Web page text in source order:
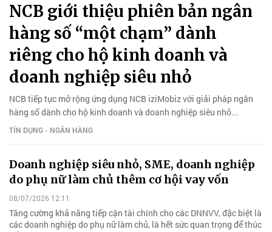
NCB giới thiệu phiên bản ngân
hàng số “một chạm” dành
riêng cho hộ kinh doanh và
doanh nghiệp siêu nhỏ
NCB tiếp tục mở rộng ứng dụng NCB iziMobiz với giải pháp ngân
hàng số dành cho hộ kinh doanh và doanh nghiệp siêu nhỏ...
TÍN DỤNG - NGÂN HÀNG
Doanh nghiệp siêu nhỏ, SME, doanh nghiệp
do phụ nữ làm chủ thêm cơ hội vay vốn
08/07/2026 12:11
Tăng cường khả năng tiếp cận tài chính cho các DNNVV, đặc biệt là
các doanh nghiệp do phụ nữ làm chủ, là hết sức quan trọng để thúc